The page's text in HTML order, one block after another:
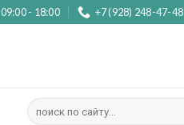
09:00 - 18:00 +7 (928) 248-47-48
Искать: